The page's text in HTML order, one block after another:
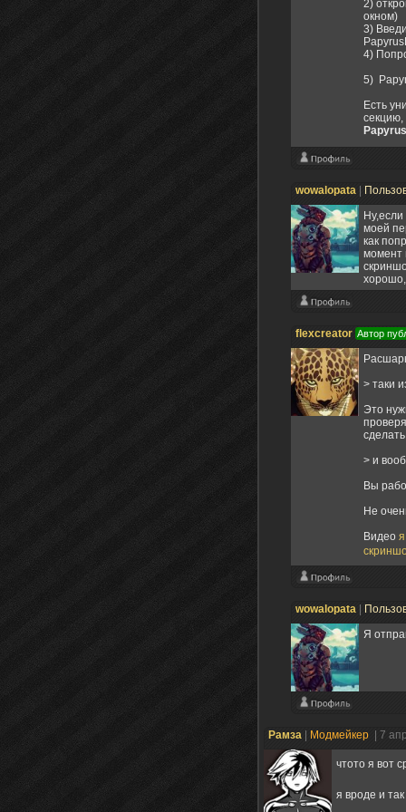
2)
окном)
3)
4)
5)
Есть
секцию,
PS
Есть
> но на
Если
wowalopata
моей
как
момент
flexcreator Автор
> таки
Это
> и
Вы
Не
Видео
wowalopata
Я
Рамза Модмейкер | 7
чтото я вот
я вроде и